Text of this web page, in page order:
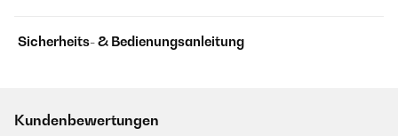
Sicherheits- & Bedienungsanleitung
Kundenbewertungen